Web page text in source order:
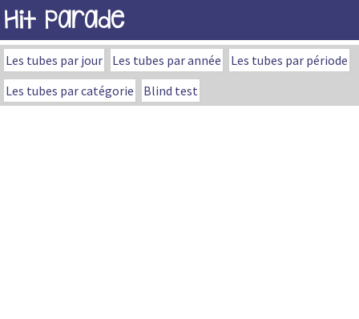
Hit Parade
Les tubes par jour Les tubes par année
Les tubes par période
Les tubes par catégorie
Blind test